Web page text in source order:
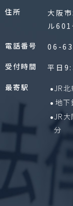
住所
大阪
ル601
電話番号
06-
受付時間
平日
最寄駅
JR
地下
JR
分